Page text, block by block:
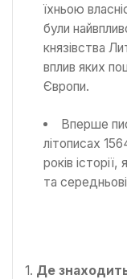
їхньою
були
князівства
вплив яких
Європи.
Вперше
літописах
років
та
1. Де